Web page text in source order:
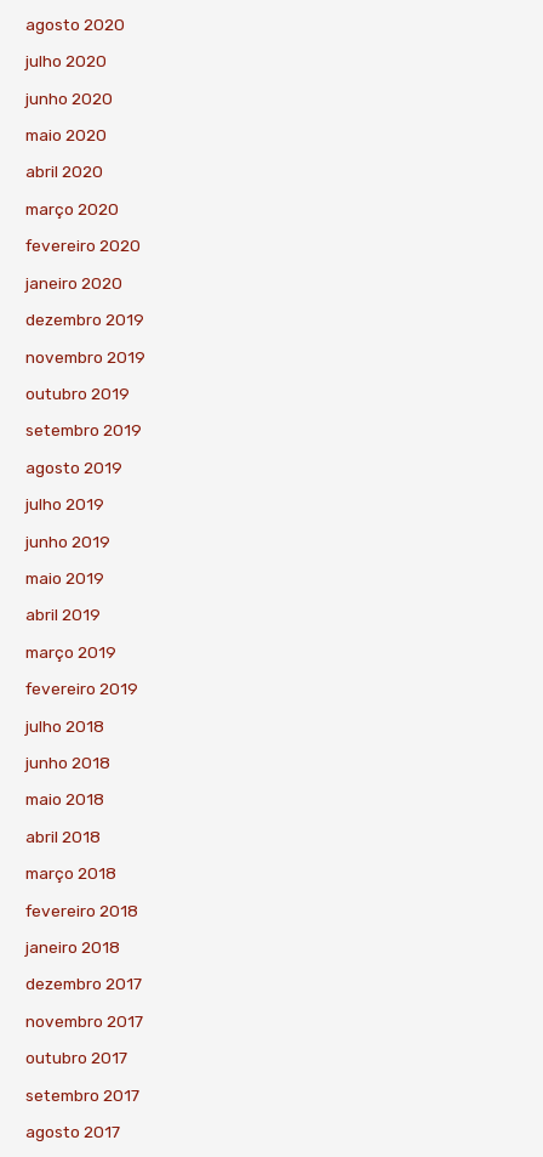
agosto 2020
julho 2020
junho 2020
maio 2020
abril 2020
março 2020
fevereiro 2020
janeiro 2020
dezembro 2019
novembro 2019
outubro 2019
setembro 2019
agosto 2019
julho 2019
junho 2019
maio 2019
abril 2019
março 2019
fevereiro 2019
julho 2018
junho 2018
maio 2018
abril 2018
março 2018
fevereiro 2018
janeiro 2018
dezembro 2017
novembro 2017
outubro 2017
setembro 2017
agosto 2017